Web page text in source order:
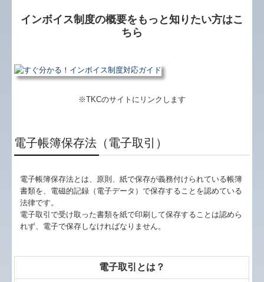
インボイス制度の概要をもっと知りたい方はこ
ちら
※TKCのサイトにリンクします
電子帳簿保存法（電子取引）
電子帳簿保存法とは、原則、紙で保存が義務付けられている帳簿
書類を、電磁的記録（電子データ）で保存することを認めている
法律です。
電子取引で受け取った書類を紙で印刷して保存することは認めら
れず、電子で保存しなければなりません。
電子取引とは？